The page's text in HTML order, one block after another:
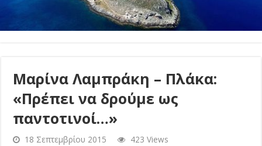
Μαρίνα Λαμπράκη – Πλάκα:
«Πρέπει να δρούμε ως
παντοτινοί…»
18 Σεπτεμβρίου 2015 423 Views